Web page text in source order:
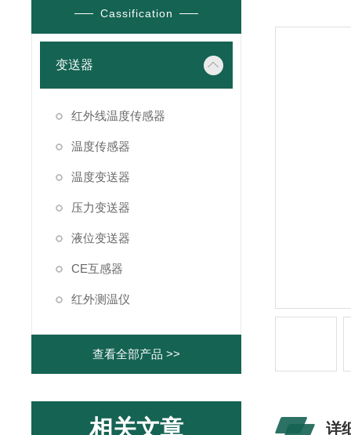
Cassification
变送器
红外线温度传感器
温度传感器
温度变送器
压力变送器
液位变送器
CE互感器
红外测温仪
查看全部产品 >>
相关文章 详